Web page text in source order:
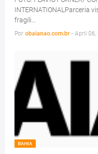
INTERNATIONALParceria
fragili…
Por obaianao.com.br - April 06,
BAHIA